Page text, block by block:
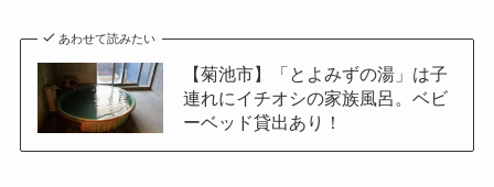
あわせて読みたい
【菊池市】「とよみずの湯」は子
連れにイチオシの家族風呂。ベビ
ーベッド貸出あり！